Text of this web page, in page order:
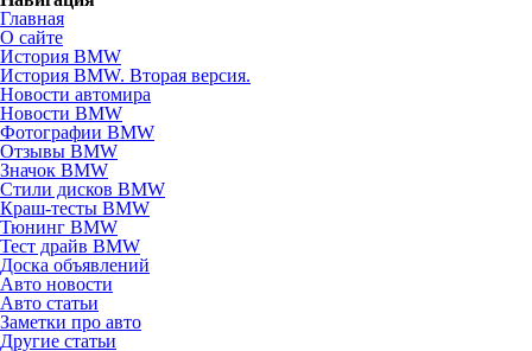
Главная
О сайте
История BMW
История BMW. Вторая версия.
Новости автомира
Новости BMW
Фотографии BMW
Отзывы BMW
Значок BMW
Стили дисков BMW
Краш-тесты BMW
Тюнинг BMW
Тест драйв BMW
Доска объявлений
Авто новости
Авто статьи
Заметки про авто
Другие статьи